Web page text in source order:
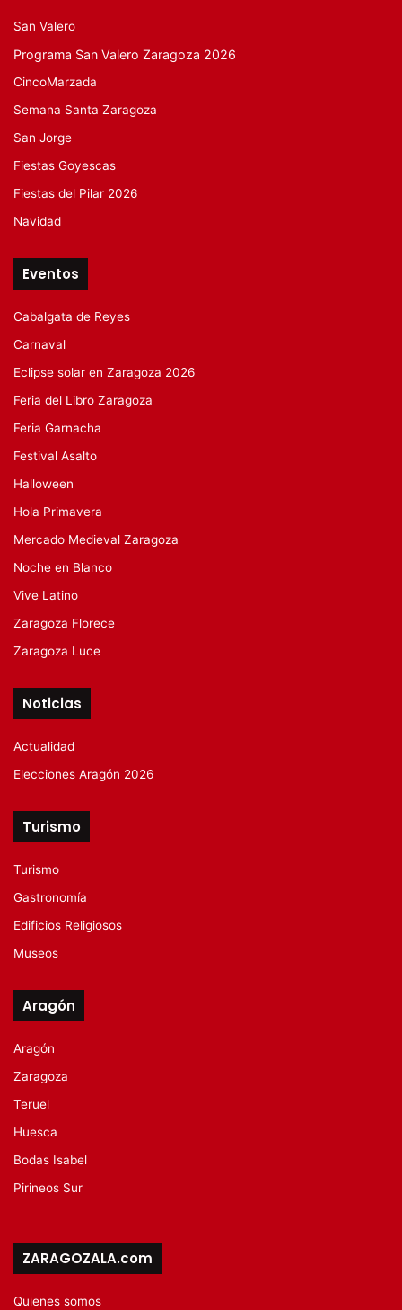
San Valero
Programa San Valero Zaragoza 2026
CincoMarzada
Semana Santa Zaragoza
San Jorge
Fiestas Goyescas
Fiestas del Pilar 2026
Navidad
Eventos
Cabalgata de Reyes
Carnaval
Eclipse solar en Zaragoza 2026
Feria del Libro Zaragoza
Feria Garnacha
Festival Asalto
Halloween
Hola Primavera
Mercado Medieval Zaragoza
Noche en Blanco
Vive Latino
Zaragoza Florece
Zaragoza Luce
Noticias
Actualidad
Elecciones Aragón 2026
Turismo
Turismo
Gastronomía
Edificios Religiosos
Museos
Aragón
Aragón
Zaragoza
Teruel
Huesca
Bodas Isabel
Pirineos Sur
ZARAGOZALA.com
Quienes somos